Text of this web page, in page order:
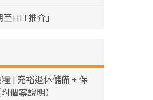
至HIT推介」
| 充裕退休儲備 + 保
個案說明）